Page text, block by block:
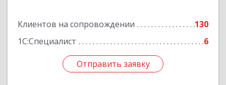
Клиентов на сопровождении
130
1С:Специалист
6
Отправить заявку
Отправить заявку